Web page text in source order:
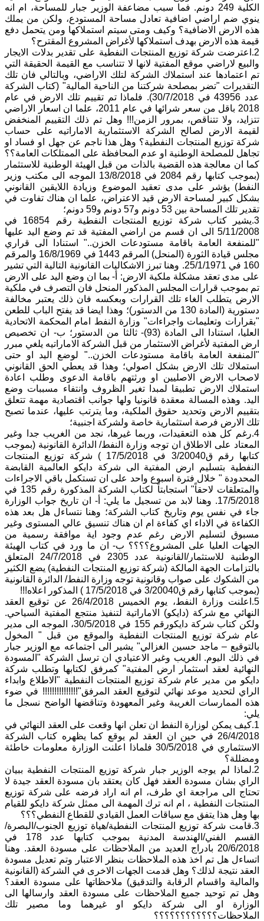
الكلية 249 دونم. فما سبب مضاعفة الوزير جبار للمساحة، ام انه
ينوي ضم اراضي اضافية تعادل مساحة المستودع، ولكن من يملك
هذه الارض الاضافية؟ وكيف ومتى سيتم استملاكها ومن يتحمل دفع
قيمة هذه الارض بهدف استملاكها لأغراض المشروع المقترح؟
2.اعترضت شركة توزيع المنتجات النفطية على تقدير بدلات الايجار
والبيع لاراضي موقع المفتية لانها لا تتناسب مع القيمة الحقيقة التي
تم اعتمادها عند استملاك الشركة لتلك الاراضي، وبالتالي فان تلك
التقديرات "تضر بمصلحة شركتنا من الناحية المالية" (كتاب الشركة
عدد 43956 في 30/7/2018). فلماذا تم تقييم تلك الارض في عام
2018 باقل من سعر شرائها في عام 2011، علما ان اسعار الاراضي
تتزايد، ولا تتناقص، بمرور الزمن!!! وهل تم ذلك التقييم المنخفض
لقيمة الارض لصالح الشركة الاستثمارية الاماراتيه على حساب
شركة توزيع المنتجات النفطية؟ وهل هذا ناجم عن جهل او فساد او
تجاهل للمصلحة الوطنية او عدم المحافظة على الممتلكات العامة؟؟
كما ان معالجة هذه القضية بالذات من قبل الهيئة الوطنية للاستثمار
(بموجب كتابها رقم 2084 في 13/8/2018 الموجه الى مكتب وزير
النفط) يؤشر على مدى تعقيد الموضوع وزيادة اللايقين القانوني
بشكل كبير لمساحة الارض قيد الاعتراض، علما ان هناك تفاوت في
تقدير تلك المساحة بين 53 دونم و57 دونم و59 دونم؛
3.يشير كتاب شركة توزيع المنتجات النفطية رقم 16854 في
5/11/2008 الى ان قسم من اراضي المفتية قد تم وضع اليد عليها
"للمنفعة العامة باقامة مستودعات الخزن.." استنادا الى قراري
مجلس قيادة الثورة (المنحل) المرقم 1443 في 16/8/1969 والمرقم
160 في 25/1/1971. وهنا تبرز الاشكاليات القانونية التالية التي تشير
على مدى تعقد مشكلة ملكية الارض: أ- بما ان وضع اليد على الارض
تم بموجب قرارات المجلس المذكور المنحل فان التصرف في ملكية
الارض يتطلب الغاء تلك القرارات وبعكسه فان ذلك يعتبر مخالفة
دستورية (المادة 130 من الدستور)؛ وهذا ايضا قد يفتح الباب للطعن
"بقرارات وتعليمات واجراءات" وزارة النفط امام المحكمة الاتحادية
العليا، استنادا الى المادة (93)- ثالثا من الدستور؛ ب- ان تخصيص
ارض المفتية لأغراض الاستثمار من قبل الشركة الاماراتيه يلغي مبرر
"المنفعة العامة باقامة مستودعات الخزن.." لوضع اليد او حتى
استملاك تلك الارض بشكل اصولي؛ وهذا قد يعطي الحق القانوني
لاصحاب الارض الاصليين او ورثتهم باقامة الدعوى وطلب اعادة
استملاك الارض تطبيقا لمبدا تغير الظروف وانتفاء مسببات وضع
اليد. وهذه المسالة معقدة قانونيا ولها جوانب اقتصادية مهمة تتعلق
بتقييم الارض وتحديد حقوق الملكية، وما يترتب عليها، عندما تصبح
تلك الارض فرصة استثمارية خاصة ولشركة اجنبية؛
4.رغم كل هذه التعقيدات، وربما غيرها، نجد من الغريب جدا وغير
المعتاد على الاطلاق ان توجه وزارة النفط/ الدائرة القانونية (بموجب
كتابها رقم ق3/20040 في 17/5/2018 ) شركة توزيع المنتجات
النفطية بتسليم ارض المفتية الى شركة دايكو العالمية القابضة
المحدودة " خلال فترة اسبوع واحد على ان تستكمل باقي الاجراءات
والمتعلقات لاحقاً" استجابتاً لكتاب الشركة المذكورة رقم 135 في
17/5/2018. وهنا لابد من تسجيل ما يلي: أ- ان تاريخ جواب الوزارة
جاء في نفس يوم وتاريخ كتاب الشركة؛ وهنا نتساءل هل بعد هذه
الكفاءة في الاداء اي كفاءة ام ان هناك تنسيق عالي المستوى وغير
مسبوق لتسليم الارض رغم عدم وجود اية موافقة رسمية من
الجهات العليا على المشروع؟؟؟؟ ب- ان ما ورد في كتاب الهيئة
الوطنية للاستثمار/القانونية عدد 2305 في 24/7/2018 المتعلق
بالتزامات الجهة المالكة (شركة توزيع المنتجات النفطية) يضع الكثير
من الشكوك على صواب وقانونية توجه وزارة النفط/ الدائرة القانونية
(بموجب كتابها رقم ق3/20040 في 17/5/2018 ) المذكور اعلاه!!!
5.اعلنت وزارة النفط، يوم الخميس 26/4/2018 عن توقيع العقد
النهائي مع شركة (دايكو) الاماراتية لتنفيذ منتجع المفتية السياحي.
ولكن كتاب شركة دايكورقم 155 في 30/5/2018، الموجه الى مدير
عام شركة توزيع المنتجات النفطية والموقع من قبل " المخول
بالتوقيع – ماجد حسين الغزالي" يشير الى اجتماعه مع الوزير جبار
في ذلك اليوم. الغريب وغير الاعتيادي ان ترسل الشركة "المسودة
النهائية لعقد استثمار ارض المفتية" كمرفق لكتابها وتطلب شركة
دايكو من مدير عام شركة توزيع المنتجات النفطية "الاطلاع وابداء
الراي لتحديد موعد نهائي لتوقيع العقد المرفق"!!!!!!!!!!!!!!! في ضوء
هذه الممارسات الغريبة وغير المعهودة وتناقضها الواضح نسجل ما
يلي:
1.كيف يمكن لوزارة النفط ان تعلن انها وقعت على العقد النهائي في
26/4/2018 في حين ان العقد لم يوقع كما يظهره كتاب الشركة
الاستثماري في 30/5/2018 فلماذا اعلنت الوزارة معلومات خاطئة
ومضللة؟
2.لماذا لم يوجه الوزير جبار شركة توزيع المنتجات النفطية ببيان
الراي بشان مسودة العقد فهل كان يعتقد بان مسودة العقد جيدة لا
تحتاج الى مراجعة اي طرف، ام انه اراد فرضه على شركة توزيع
المنتجات النفطية ، ام انه ترك المهمة الى ممثل شركة دايكو للقيام
بها وهل هذا يتفق مع سياقات العمل القيادي للقطاع النفطي؟؟؟
3.قامت شركة توزيع المنتجات النفطية/هياة توزيع الجنوب/البصرة/
القسم الفني/الهندسة المدنية بموجب كتابها عدد 178 في
20/6/2018 بادراج العديد من الملاحظات على مسودة العقد. وهنا
اتساءل هل تم اخذ هذه الملاحظات بنظر الاعتبار وتم تعديل مسودة
العقد نتيجة لذلك؟ وهل قدمت الجهات الاخرى في الشركة (القانونية
والمالية واقسام الرقابة والتدقيق) ملاحظاتها على مسودة العقد؟
وهل تم توحيد جميع الملاحظات على مسودة العقد وارسالها الى
الوزارة او الى شركة دايكو او غيرهما وما مصير تلك
الملاحظات؟؟؟؟؟؟؟؟؟؟؟؟